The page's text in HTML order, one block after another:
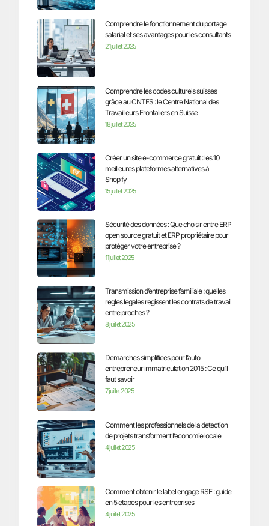
Comprendre le fonctionnement du portage
salarial et ses avantages pour les consultants
21 juillet 2025
Comprendre les codes culturels suisses
grâce au CNTFS : le Centre National des
Travailleurs Frontaliers en Suisse
18 juillet 2025
Créer un site e-commerce gratuit : les 10
meilleures plateformes alternatives à
Shopify
15 juillet 2025
Sécurité des données : Que choisir entre ERP
open source gratuit et ERP propriétaire pour
protéger votre entreprise ?
11 juillet 2025
Transmission d’entreprise familiale : quelles
regles legales regissent les contrats de travail
entre proches ?
8 juillet 2025
Demarches simplifiees pour l’auto
entrepreneur immatriculation 2015 : Ce qu’il
faut savoir
7 juillet 2025
Comment les professionnels de la detection
de projets transforment l’economie locale
4 juillet 2025
Comment obtenir le label engage RSE : guide
en 5 etapes pour les entreprises
4 juillet 2025